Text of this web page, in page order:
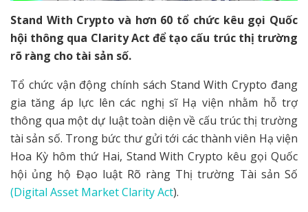
Stand With Crypto và hơn 60 tổ chức kêu gọi Quốc
hội thông qua Clarity Act để tạo cấu trúc thị trường
rõ ràng cho tài sản số.
Tổ chức vận động chính sách Stand With Crypto đang
gia tăng áp lực lên các nghị sĩ Hạ viện nhằm hỗ trợ
thông qua một dự luật toàn diện về cấu trúc thị trường
tài sản số. Trong bức thư gửi tới các thành viên Hạ viện
Hoa Kỳ hôm thứ Hai, Stand With Crypto kêu gọi Quốc
hội ủng hộ Đạo luật Rõ ràng Thị trường Tài sản Số
(Digital Asset Market Clarity Act).